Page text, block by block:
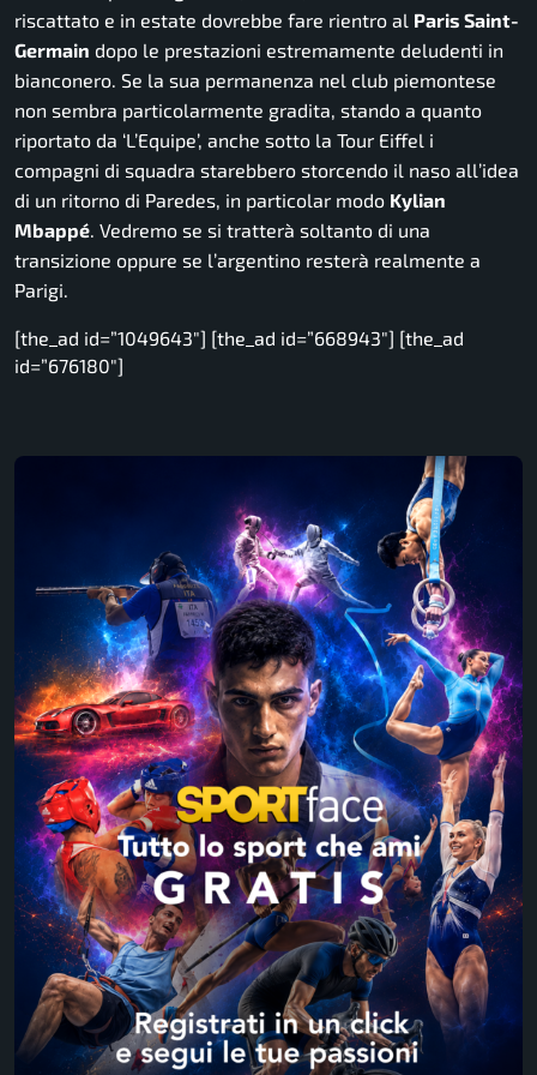
riscattato e in estate dovrebbe fare rientro al Paris Saint-
Germain dopo le prestazioni estremamente deludenti in
bianconero. Se la sua permanenza nel club piemontese
non sembra particolarmente gradita, stando a quanto
riportato da ‘L’Equipe’, anche sotto la Tour Eiffel i
compagni di squadra starebbero storcendo il naso all’idea
di un ritorno di Paredes, in particolar modo Kylian
Mbappé. Vedremo se si tratterà soltanto di una
transizione oppure se l’argentino resterà realmente a
Parigi.
[the_ad id=”1049643″] [the_ad id=”668943″] [the_ad
id=”676180″]